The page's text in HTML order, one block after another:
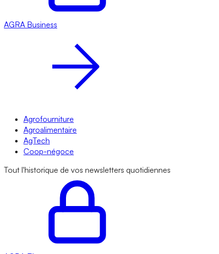
AGRA Business
Agrofourniture
Agroalimentaire
AgTech
Coop-négoce
Tout l'historique de vos newsletters quotidiennes